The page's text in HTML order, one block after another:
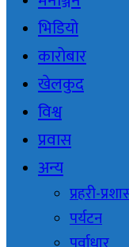
भिडियो
कारोबार
खेलकुद
विश्व
प्रवास
अन्य
प्रहरी-
पर्यटन